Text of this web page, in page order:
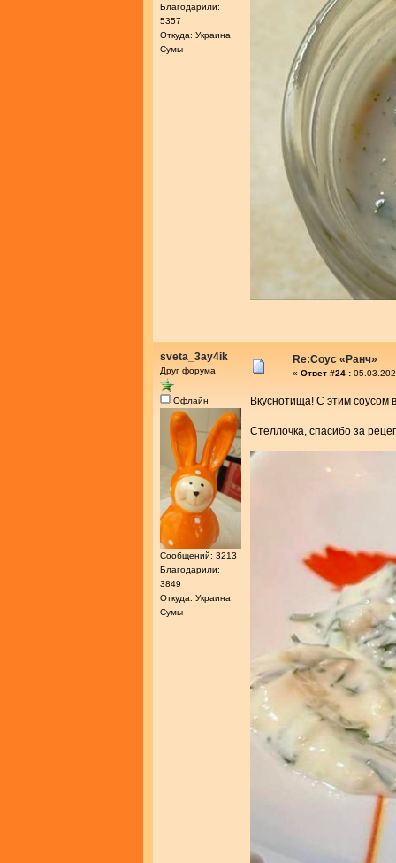
Благодарили:
5357
Откуда: Украина,
Сумы
sveta_3ay4ik
Друг форума
Офлайн
Сообщений: 3213
Благодарили:
3849
Откуда: Украина,
Сумы
Re:Соус «Ранч»
« Ответ #24 :
Вкуснотища! С этим соусом
Стеллочка, спасибо за